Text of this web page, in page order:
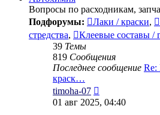
Вопросы по расходникам,
Подфорумы:
Лаки / краски,
стредства,
Клеевые составы /
39 Темы
819 Сообщения
Последнее сообщение Re:
краск…
timoha-07
01 авг 2025, 04:40